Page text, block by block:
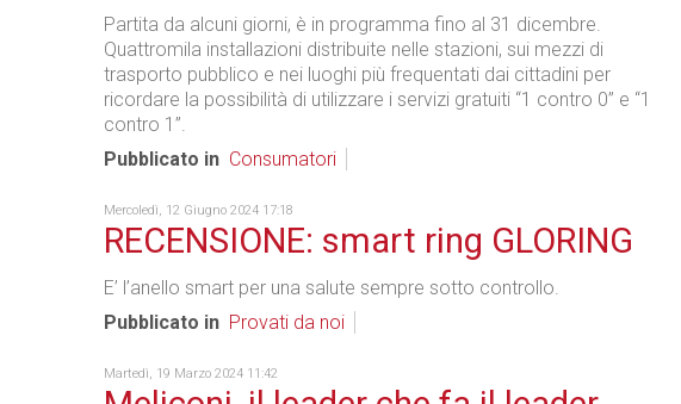
Partita da alcuni giorni, è in programma fino al 31 dicembre.
Quattromila installazioni distribuite nelle stazioni, sui mezzi di
trasporto pubblico e nei luoghi più frequentati dai cittadini per
ricordare la possibilità di utilizzare i servizi gratuiti “1 contro 0” e “1
contro 1”.
Pubblicato in Consumatori
Mercoledì, 12 Giugno 2024 17:18
RECENSIONE: smart ring GLORING
E’ l’anello smart per una salute sempre sotto controllo.
Pubblicato in Provati da noi
Martedì, 19 Marzo 2024 11:42